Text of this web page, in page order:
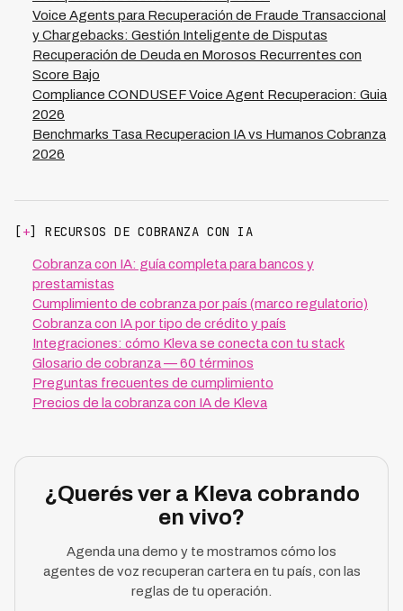
formalizados, preservando relaciones comerciales. El
ROI típico es 500-700% en primer año.
Voice Agents para Recuperación de Fraude Transaccional
y Chargebacks: Gestión Inteligente de Disputas
Recuperación de Deuda en Morosos Recurrentes con
Score Bajo
Compliance CONDUSEF Voice Agent Recuperacion: Guia
2026
Benchmarks Tasa Recuperacion IA vs Humanos Cobranza
2026
[ +] RECURSOS DE COBRANZA CON IA
Cobranza con IA: guía completa para bancos y
prestamistas
Cumplimiento de cobranza por país (marco regulatorio)
Cobranza con IA por tipo de crédito y país
Integraciones: cómo Kleva se conecta con tu stack
Glosario de cobranza — 60 términos
Preguntas frecuentes de cumplimiento
Precios de la cobranza con IA de Kleva
¿Querés ver a Kleva cobrando
en vivo?
Agenda una demo y te mostramos cómo los
agentes de voz recuperan cartera en tu país, con las
reglas de tu operación.